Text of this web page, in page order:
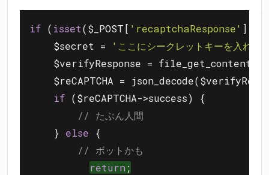
if ( isset($_POST[ 'recaptchaResponse' ])
    $secret =
'ここにシークレットキーを入れる'
    $verifyResponse = file_get_contents(
$reCAPTCHA =
if ($reCAPTCHA->success) {
// たぶん人間
    }
else {
// ボットかも
return;